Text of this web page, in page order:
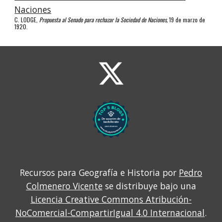
Naciones
C. LODGE, Propuesta al Senado para rechazar la Sociedad de Naciones, 19 de marzo de
1920.
Recursos para Geografía e Historia por Pedro
Colmenero Vicente se distribuye bajo una
Licencia Creative Commons Atribución-
NoComercial-CompartirIgual 4.0 Internacional.